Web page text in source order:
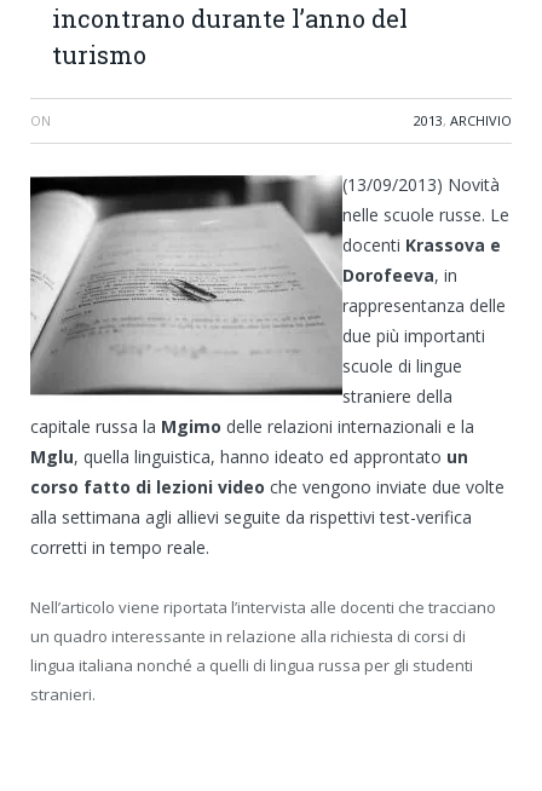
incontrano durante l’anno del
turismo
ON 2013, ARCHIVIO
(13/09/2013) Novità
nelle scuole russe. Le
docenti Krassova e
Dorofeeva, in
rappresentanza delle
due più importanti
scuole di lingue
straniere della
capitale russa la Mgimo delle relazioni internazionali e la
Mglu, quella linguistica, hanno ideato ed approntato un
corso fatto di lezioni video che vengono inviate due volte
alla settimana agli allievi seguite da rispettivi test-verifica
corretti in tempo reale.
Nell’articolo viene riportata l’intervista alle docenti che tracciano
un quadro interessante in relazione alla richiesta di corsi di
lingua italiana nonché a quelli di lingua russa per gli studenti
stranieri.